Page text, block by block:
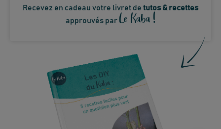
Recevez en cadeau votre livret de tutos & recettes
approuvés par Le Kaba !